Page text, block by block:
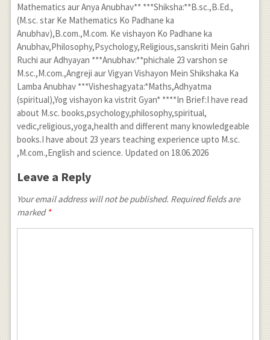
Mathematics aur Anya Anubhav** ***Shiksha:**B.sc.,B.Ed.,
(M.sc. star Ke Mathematics Ko Padhane ka
Anubhav),B.com.,M.com. Ke vishayon Ko Padhane ka
Anubhav,Philosophy,Psychology,Religious,sanskriti Mein Gahri
Ruchi aur Adhyayan ***Anubhav:**phichale 23 varshon se
M.sc.,M.com.,Angreji aur Vigyan Vishayon Mein Shikshaka Ka
Lamba Anubhav ***Visheshagyata:*Maths,Adhyatma
(spiritual),Yog vishayon ka vistrit Gyan* ****In Brief:I have read
about M.sc. books,psychology,philosophy,spiritual,
vedic,religious,yoga,health and different many knowledgeable
books.I have about 23 years teaching experience upto M.sc.
,M.com.,English and science. Updated on 18.06.2026
Leave a Reply
Your email address will not be published. Required fields are
marked *